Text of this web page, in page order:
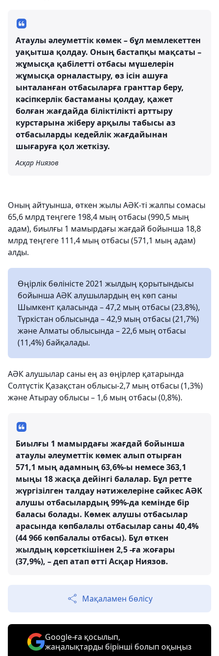
Атаулы әлеуметтік көмек – бұл мемлекеттен
уақытша қолдау. Оның бастапқы мақсаты –
жұмысқа қабілетті отбасы мүшелерін
жұмысқа орналастыру, өз ісін ашуға
ынталанған отбасыларға гранттар беру,
кәсіпкерлік бастаманы қолдау, қажет
болған жағдайда біліктілікті арттыру
курстарына жіберу арқылы табысы аз
отбасыларды кедейлік жағдайынан
шығаруға қол жеткізу.
Асқар Ниязов
Оның айтуынша, өткен жылы АӘК-ті жалпы сомасы
65,6 млрд теңгеге 198,4 мың отбасы (990,5 мың
адам), биылғы 1 мамырдағы жағдай бойынша 18,8
млрд теңгеге 111,4 мың отбасы (571,1 мың адам)
алды.
Өңірлік бөліністе 2021 жылдың қорытындысы
бойынша АӘК алушылардың ең көп саны
Шымкент қаласында – 47,2 мың отбасы (23,8%),
Түркістан облысында – 42,9 мың отбасы (21,7%)
және Алматы облысында – 22,6 мың отбасы
(11,4%) байқалады.
АӘК алушылар саны ең аз өңірлер қатарында
Солтүстік Қазақстан облысы-2,7 мың отбасы (1,3%)
және Атырау облысы – 1,6 мың отбасы (0,8%).
Биылғы 1 мамырдағы жағдай бойынша
атаулы әлеуметтік көмек алып отырған
571,1 мың адамның 63,6%-ы немесе 363,1
мыңы 18 жасқа дейінгі балалар. Бұл ретте
жүргізілген талдау нәтижелеріне сәйкес АӘК
алушы отбасылардың 99%-да кемінде бір
баласы болады. Көмек алушы отбасылар
арасында көпбалалы отбасылар саны 40,4%
(44 966 көпбалалы отбасы). Бұл өткен
жылдың көрсеткішінен 2,5 -ға жоғары
(37,9%), – деп атап өтті Асқар Ниязов.
Мақаламен бөлісу
Google-ға қосылып,
жаңалықтарды бірінші болып оқыңыз